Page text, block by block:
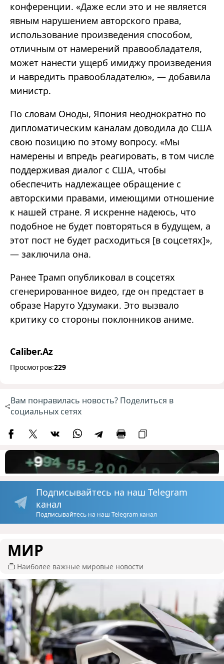
конференции. «Даже если это и не является
явным нарушением авторского права,
использование произведения способом,
отличным от намерений правообладателя,
может нанести ущерб имиджу произведения
и навредить правообладателю», — добавила
министр.
По словам Оноды, Япония неоднократно по
дипломатическим каналам доводила до США
свою позицию по этому вопросу. «Мы
намерены и впредь реагировать, в том числе
поддерживая диалог с США, чтобы
обеспечить надлежащее обращение с
авторскими правами, имеющими отношение
к нашей стране. Я искренне надеюсь, что
подобное не будет повторяться в будущем, а
этот пост не будет расходиться [в соцсетях]»,
— заключила она.
Ранее Трамп опубликовал в соцсетях
сгенерированное видео, где он предстает в
образе Наруто Удзумаки. Это вызвало
критику со стороны поклонников аниме.
Caliber.Az
Просмотров:229
Вам понравилась новость? Поделиться в
социальных сетях
Подписывайтесь на наш Telegram
канал
Подписывайтесь на наш Telegram канал
МИР
Наиболее важные мировые новости